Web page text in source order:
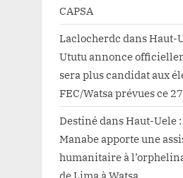
CAPSA
Laclocherdc dansHaut-
Ututu annonce
sera plus candidat aux
FEC/Watsa prévues ce
DestinédansHaut-Uele
Manabe apporte une
humanitaire à